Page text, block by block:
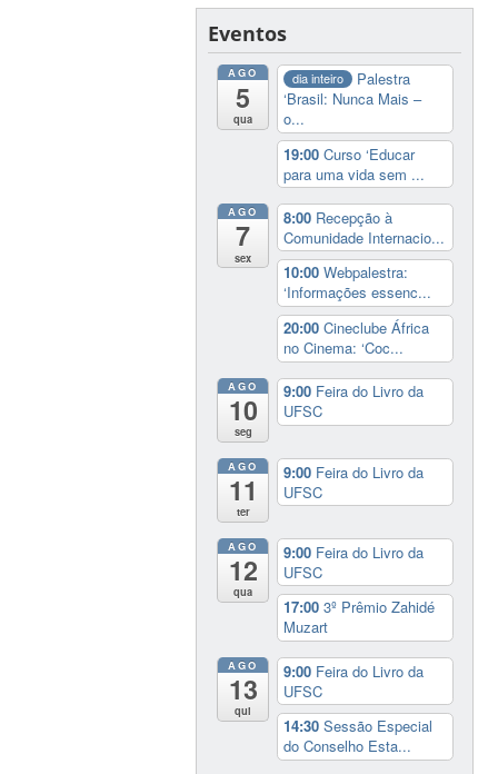
Eventos
AGO
5
qua
dia inteiro
Palestra
‘Brasil: Nunca Mais –
o...
19:00Curso ‘Educar
para uma vida sem ...
AGO
7
sex
8:00 Recepção à
Comunidade Internacio...
10:00Webpalestra:
‘Informações essenc...
20:00Cineclube África
no Cinema: ‘Coc...
AGO
10
seg
9:00 Feira do Livro da
UFSC
AGO
11
ter
9:00 Feira do Livro da
UFSC
AGO
12
qua
9:00 Feira do Livro da
UFSC
17:003º Prêmio Zahidé
Muzart
AGO
13
qui
9:00 Feira do Livro da
UFSC
14:30Sessão Especial
do Conselho Esta...